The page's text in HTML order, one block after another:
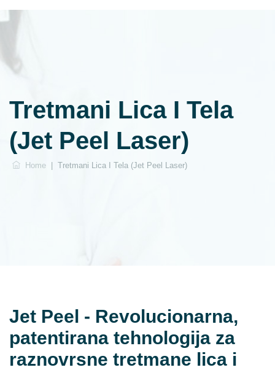
Tretmani Lica I Tela
(Jet Peel Laser)
Home Tretmani Lica I Tela (Jet Peel Laser)
Jet Peel - Revolucionarna,
patentirana tehnologija za
raznovrsne tretmane lica i